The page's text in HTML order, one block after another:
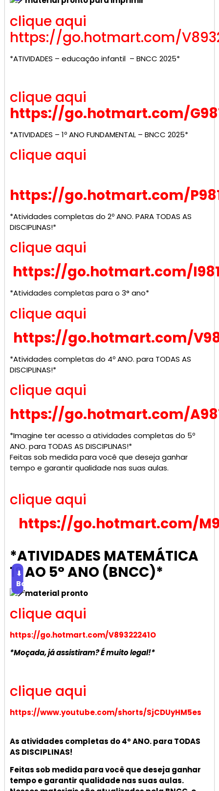
clique aqui
https://go.hotmart.com/
*ATIVIDADES – educação infantil – BNCC 2025*
clique aqui
https://go.hotmart.com/
*ATIVIDADES – 1º ANO FUNDAMENTAL – BNCC 2025*
clique aqui
https://go.hotmart.com/
*Atividades completas do 2º ANO. PARA TODAS AS
DISCIPLINAS!*
clique aqui
https://go.hotmart.com/
*Atividades completas para o 3° ano*
clique aqui
https://go.hotmart.com/
*Atividades completas do 4º ANO. para TODAS AS
DISCIPLINAS!*
clique aqui
https://go.hotmart.com/
*Imagine ter acesso a atividades completas do 5º
ANO. para TODAS AS DISCIPLINAS!*
Feitas sob medida para você que deseja ganhar
tempo e garantir qualidade nas suas aulas.
clique aqui
https://go.hotmart.com/
*ATIVIDADES MATEMÁTICA
1° AO 5° ANO (BNCC)*
⬇
Baixar
material pronto
clique aqui
https://go.hotmart.com/V89322241O
*Moçada, já assistiram? É muito legal!*
clique aqui
https://www.youtube.com/shorts/SjCDUyHM5es
As atividades completas do 4º ANO. para TODAS
AS DISCIPLINAS!
Feitas sob medida para você que deseja ganhar
tempo e garantir qualidade nas suas aulas.